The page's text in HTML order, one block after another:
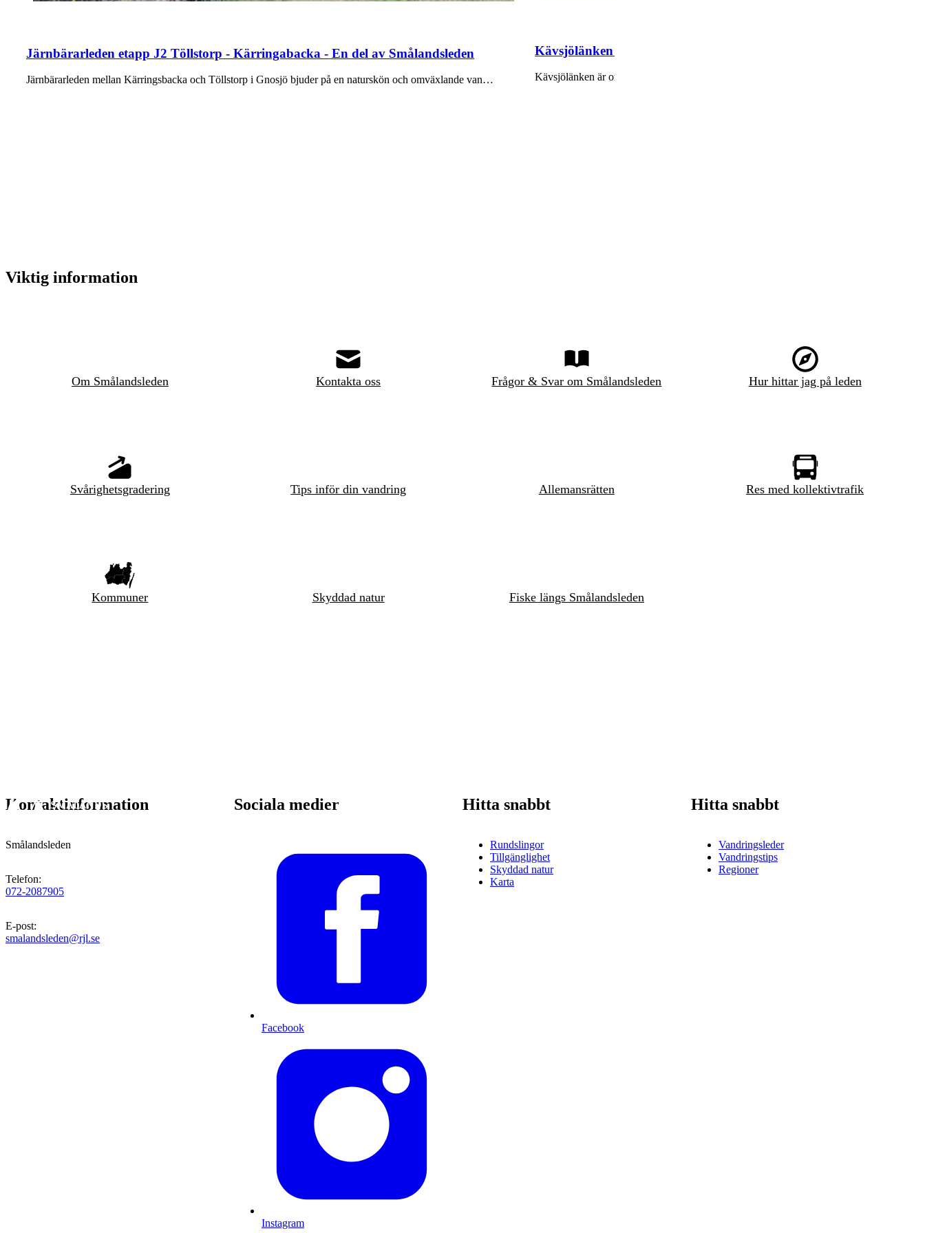
Järnbärarleden etapp J2 Töllstorp - Kärringabacka - En del av Smålandsleden
Järnbärarleden mellan Kärringsbacka och Töllstorp i Gnosjö bjuder på en naturskön och omväxlande van…
Kävsjölänken etapp K1 Store Mosse - Töllstorp - En del av
Kävsjölänken är omkring 19 kilometer lång. Leden går mellan Töllstorps fritidsområde
Viktig information
Om Smålandsleden Kontakta oss Frågor & Svar om Smålandsleden Hur hittar jag på leden
Svårighetsgradering Tips inför din vandring Allemansrätten Res med kollektivtrafik
Kommuner Skyddad natur Fiske längs Smålandsleden
Kontaktinformation
Smålandsleden
Telefon:
072-2087905
E-post:
smalandsleden@rjl.se
Sociala medier
Facebook
Instagram
Hitta snabbt
Rundslingor
Tillgänglighet
Skyddad natur
Karta
Hitta snabbt
Vandringsleder
Vandringstips
Regioner